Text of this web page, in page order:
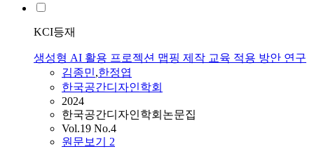
KCI등재
생성형 AI 활용 프로젝션 맵핑 제작 교육 적용 방안 연구
김종민,한정엽
한국공간디자인학회
2024
한국공간디자인학회논문집
Vol.19 No.4
원문보기 2